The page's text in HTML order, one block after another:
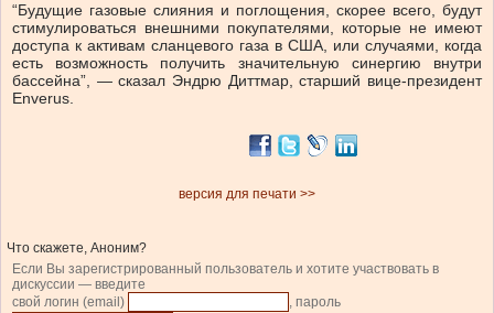
“Будущие газовые слияния и поглощения, скорее всего, будут
стимулироваться внешними покупателями, которые не имеют
доступа к активам сланцевого газа в США, или случаями, когда
есть возможность получить значительную синергию внутри
бассейна”, — сказал Эндрю Диттмар, старший вице-президент
Enverus.
версия для печати >>
Что скажете, Аноним?
Если Вы зарегистрированный пользователь и хотите участвовать в
дискуссии — введите
свой логин (email)
, пароль